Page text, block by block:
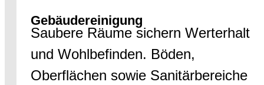
Gebäudereinigung
Saubere Räume sichern Werterhalt
und Wohlbefinden. Böden,
Oberflächen sowie Sanitärbereiche